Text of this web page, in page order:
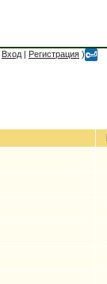
Вход | Регистрация )